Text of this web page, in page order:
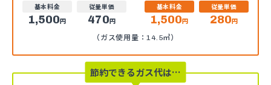
基本料金
1,500円
従量単価
470円
基本料金
1,500円
従量単価
280円
（ガス使用量：14.5㎥）
節約できるガス代は…